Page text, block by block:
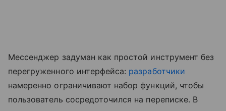
Мессенджер задуман как простой инструмент без
перегруженного интерфейса: разработчики
намеренно ограничивают набор функций, чтобы
пользователь сосредоточился на переписке. В